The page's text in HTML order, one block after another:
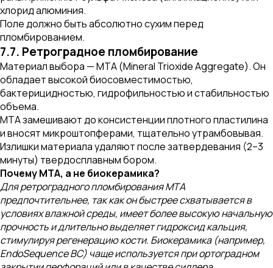
хлорид алюминия.
Поле должно быть абсолютно сухим перед
пломбированием.
7.7. Ретроградное пломбирование
Материал выбора — МТА (Mineral Trioxide Aggregate). Он
обладает высокой биосовместимостью,
бактерицидностью, гидрофильностью и стабильностью
объема.
МТА замешивают до консистенции плотного пластилина
и вносят микроштопферами, тщательно утрамбовывая.
Излишки материала удаляют после затвердевания (2–3
минуты) твердосплавным бором.
Почему МТА, а не биокерамика?
Для ретроградного пломбирования МТА
предпочтительнее, так как он быстрее схватывается в
условиях влажной среды, имеет более высокую начальную
прочность и длительно выделяет гидроксид кальция,
стимулируя регенерацию кости. Биокерамика (например,
EndoSequence BC) чаще используется при ортоградном